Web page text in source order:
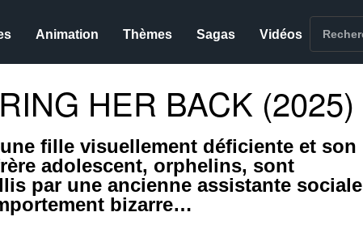
Animation Thèmes Sagas Vidéos
HER BACK (2025)
fille visuellement déficiente et son
adolescent, orphelins, sont
par une ancienne assistante sociale
bizarre…